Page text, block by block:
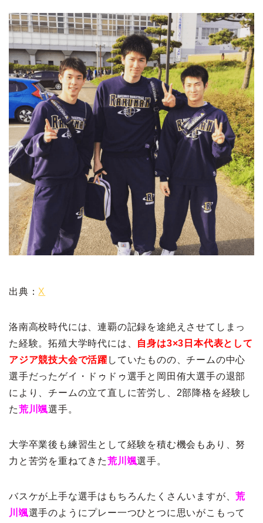
出典： X
洛南高校時代には、連覇の記録を途絶えさせてしまっ
た経験。拓殖大学時代には、 自身は3×3日本代表として
アジア競技大会で活躍 していたものの、チームの中心
選手だったゲイ・ドゥドゥ選手と岡田侑大選手の退部
により、チームの立て直しに苦労し、2部降格を経験し
た荒川颯選手。
大学卒業後も練習生として経験を積む機会もあり、努
力と苦労を重ねてきた荒川颯選手。
バスケが上手な選手はもちろんたくさんいますが、荒
川颯選手のようにプレー一つひとつに思いがこもって